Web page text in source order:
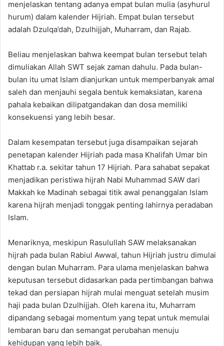
menjelaskan tentang adanya empat bulan mulia (asyhurul
hurum) dalam kalender Hijriah. Empat bulan tersebut
adalah Dzulqa’dah, Dzulhijjah, Muharram, dan Rajab.
Beliau menjelaskan bahwa keempat bulan tersebut telah
dimuliakan Allah SWT sejak zaman dahulu. Pada bulan-
bulan itu umat Islam dianjurkan untuk memperbanyak amal
saleh dan menjauhi segala bentuk kemaksiatan, karena
pahala kebaikan dilipatgandakan dan dosa memiliki
konsekuensi yang lebih besar.
Dalam kesempatan tersebut juga disampaikan sejarah
penetapan kalender Hijriah pada masa Khalifah Umar bin
Khattab r.a. sekitar tahun 17 Hijriah. Para sahabat sepakat
menjadikan peristiwa hijrah Nabi Muhammad SAW dari
Makkah ke Madinah sebagai titik awal penanggalan Islam
karena hijrah menjadi tonggak penting lahirnya peradaban
Islam.
Menariknya, meskipun Rasulullah SAW melaksanakan
hijrah pada bulan Rabiul Awwal, tahun Hijriah justru dimulai
dengan bulan Muharram. Para ulama menjelaskan bahwa
keputusan tersebut didasarkan pada pertimbangan bahwa
tekad dan persiapan hijrah mulai menguat setelah musim
haji pada bulan Dzulhijjah. Oleh karena itu, Muharram
dipandang sebagai momentum yang tepat untuk memulai
lembaran baru dan semangat perubahan menuju
kehidupan yang lebih baik.